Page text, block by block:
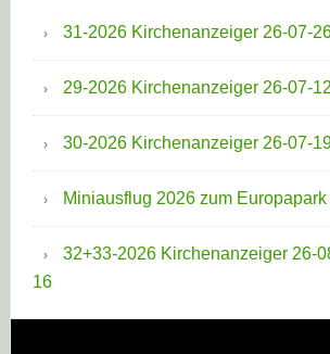
31-2026 Kirchenanzeiger 26-07-
29-2026 Kirchenanzeiger 26-07-
30-2026 Kirchenanzeiger 26-07-
Miniausflug 2026 zum Europapark
32+33-2026 Kirchenanzeiger 26-
16